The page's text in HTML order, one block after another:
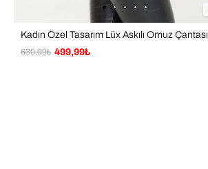
Kadın Özel Tasarım Lüx Askılı Omuz Çantası
499,99₺
630,99₺